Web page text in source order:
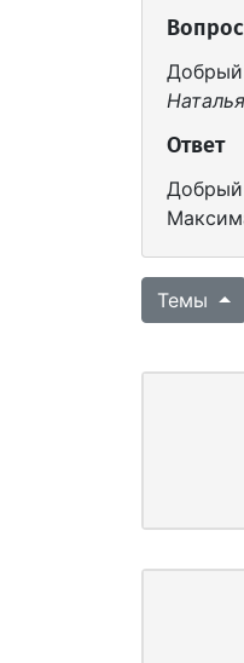
Вопрос
Добрый
Ответ
Добрый
Темы